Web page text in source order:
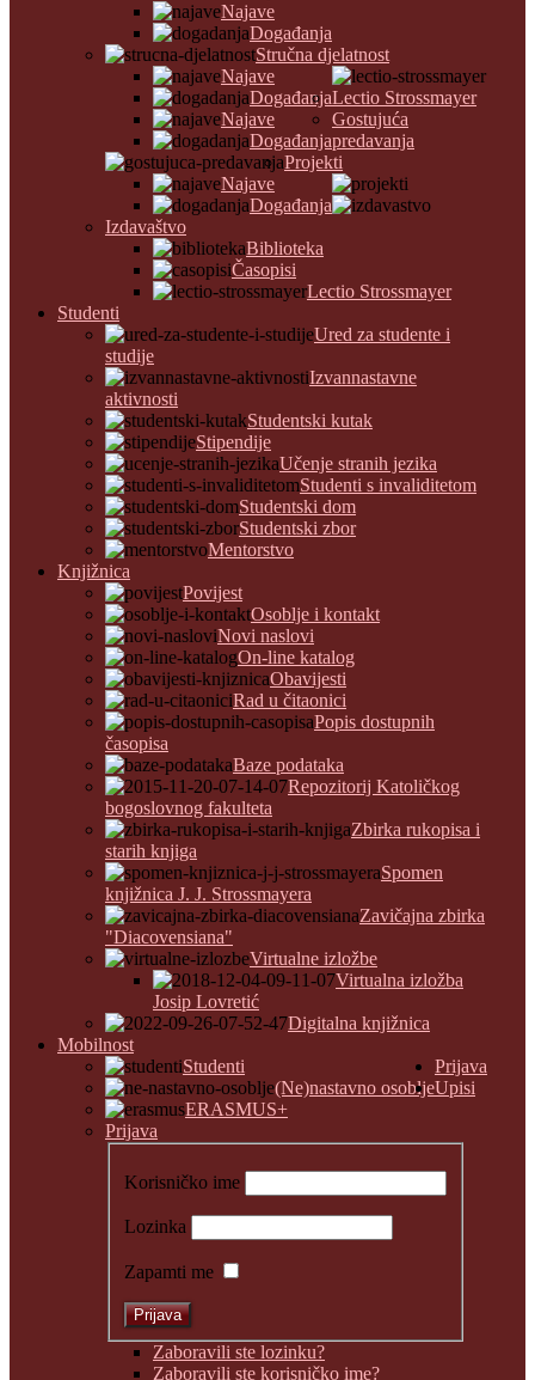
Najave
Događanja
Stručna djelatnost
Najave
DogađanjaLectio Strossmayer
Najave
Događanja
Gostujuća
predavanja
Najave
Događanja
Projekti
Izdavaštvo
Biblioteka
Časopisi
Lectio Strossmayer
Studenti
Ured za studente i
studije
Izvannastavne
aktivnosti
Studentski kutak
Stipendije
Učenje stranih jezika
Studenti s invaliditetom
Studentski dom
Studentski zbor
Mentorstvo
Knjižnica
Povijest
Osoblje i kontakt
Novi naslovi
On-line katalog
Obavijesti
Rad u čitaonici
Popis dostupnih
časopisa
Baze podataka
Repozitorij Katoličkog
bogoslovnog fakulteta
Zbirka rukopisa i
starih knjiga
Spomen
knjižnica J. J. Strossmayera
Zavičajna zbirka
"Diacovensiana"
Virtualne izložbe
Virtualna izložba
Josip Lovretić
Digitalna knjižnica
Mobilnost
Studenti
(Ne)nastavno osoblje
ERASMUS+
Prijava
Prijava
Korisničko ime
Lozinka
Zapamti me
Zaboravili ste lozinku?
Zaboravili ste korisničko ime?
Upisi